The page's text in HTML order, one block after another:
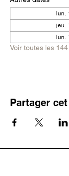
lun.
jeu.
lun.
Voir toutes les
Partager